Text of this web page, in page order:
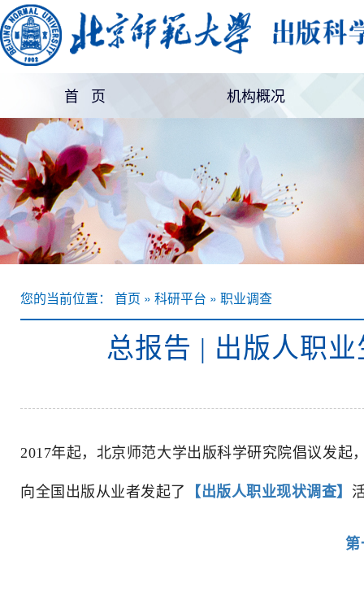
首 页 机构概况
您的当前位置： 首页 » 科研平台 » 职业调查
总报告 | 出版人职
2017年起，北京师范大学出版科学研究院倡议发
向全国出版从业者发起了 【出版人职业现状调查】
第